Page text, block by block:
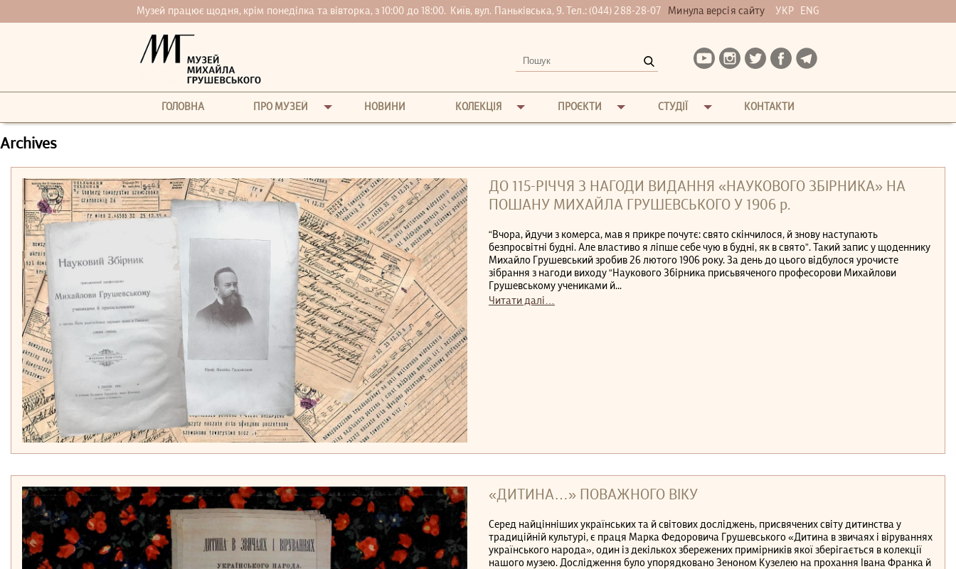
Музей працює щодня, крім понеділка та вівторка, з 10:00 до 18:00. Київ, вул. Паньківська, 9. Тел.:(044) 288-28-07 Минула версія сайту УКР ENG
ГОЛОВНА ПРО МУЗЕЙ НОВИНИ КОЛЕКЦІЯ ПРОЄКТИ СТУДІЇ КОНТАКТИ
Archives
ДО 115-РІЧЧЯ З НАГОДИ ВИДАННЯ «НАУКОВОГО ЗБІРНИКА» НА
ПОШАНУ МИХАЙЛА ГРУШЕВСЬКОГО У 1906 р.
“Вчора, йдучи з комерса, мав я прикре почутє: свято скінчилося, й знову наступають
безпросвітні будні. Але властиво я ліпше себе чую в будні, як в свято”. Такий запис у щоденнику
Михайло Грушевський зробив 26 лютого 1906 року. За день до цього відбулося урочисте
зібрання з нагоди виходу “Наукового Збірника присьвяченого професорови Михайлови
Грушевському учениками й...
Читати далі…
«ДИТИНА…» ПОВАЖНОГО ВІКУ
Серед найцінніших українських та й світових досліджень, присвячених світу дитинства у
традиційній культурі, є праця Марка Федоровича Грушевського «Дитина в звичаях і віруваннях
українського народа», один із декількох збережених примірників якої зберігається в колекції
нашого музею. Дослідження було упорядковано Зеноном Кузелею на прохання Івана Франка й